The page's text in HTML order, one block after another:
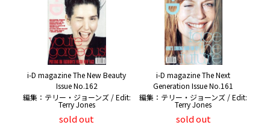
i-D magazine The New Beauty
Issue No.162
編集：テリー・ジョーンズ / Edit:
Terry Jones
sold out
i-D magazine The Next
Generation Issue No.161
編集：テリー・ジョーンズ / Edit:
Terry Jones
sold out